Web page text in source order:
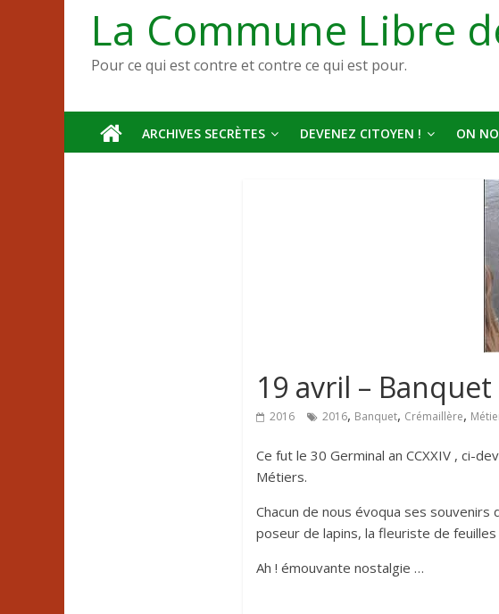
La Commune Libre
Pour ce qui est contre et contre ce qui est pour.
ARCHIVES SECRÈTES DEVENEZ CITOYEN ! ON
19 avril –
2016 2016, Banquet, Crémaillère,
Ce fut le 30 Germinal an CCXXIV , ci-
Métiers.
Chacun de nous évoqua ses
poseur de lapins, la fleuriste de
Ah ! émouvante nostalgie …